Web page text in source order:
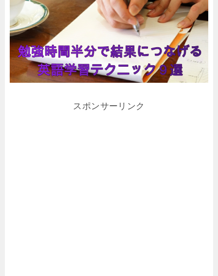
スポンサーリンク